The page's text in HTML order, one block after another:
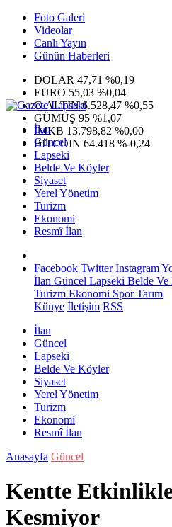
Foto Galeri
Videolar
Canlı Yayın
Günün Haberleri
DOLAR 47,71 %0,19
EURO 55,03 %0,04
G.ALTIN6.528,47 %0,55
GÜMÜŞ 95 %1,07
IMKB 13.798,82 %0,00
BITCOIN 64.418 %-0,24
İlan
Güncel
Lapseki
Belde Ve Köyler
Siyaset
Yerel Yönetim
Turizm
Ekonomi
Resmî İlan
Facebook Twitter Instagram
İlan Güncel Lapseki Belde
Turizm Ekonomi SporTarım
Künye İletişim RSS
İlan
Güncel
Lapseki
Belde Ve Köyler
Siyaset
Yerel Yönetim
Turizm
Ekonomi
Resmî İlan
Anasayfa Güncel
Kentte
Kesmiyor